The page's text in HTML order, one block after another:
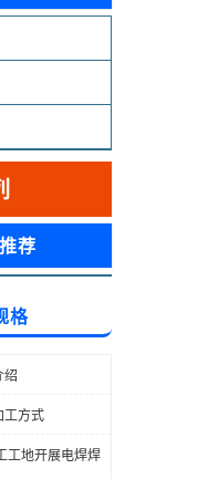
荐
格
绍
工方式
工地开展电焊焊